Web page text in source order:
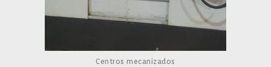
Centros mecanizados